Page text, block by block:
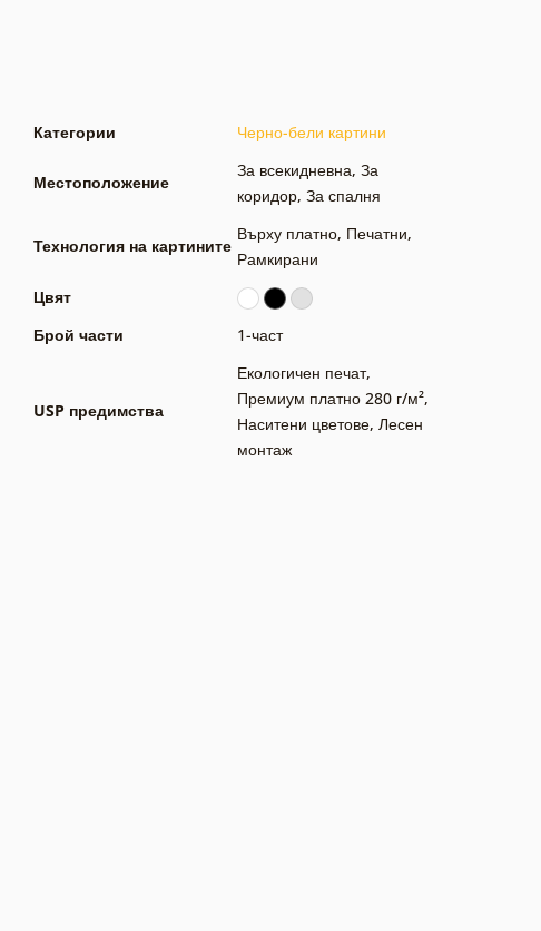
Категории Черно-бели картини
Местоположение
За всекидневна, За
коридор, За спалня
Технология на картините
Върху платно, Печатни,
Рамкирани
Цвят
Брой части
1-част
USP предимства
Екологичен печат,
Премиум платно 280 г/м²,
Наситени цветове, Лесен
монтаж